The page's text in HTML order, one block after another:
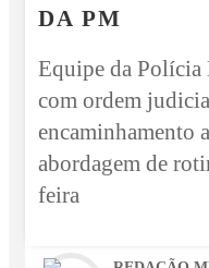
DA PM
Equipe da
com ordem
encaminhamento
abordagem de
feira